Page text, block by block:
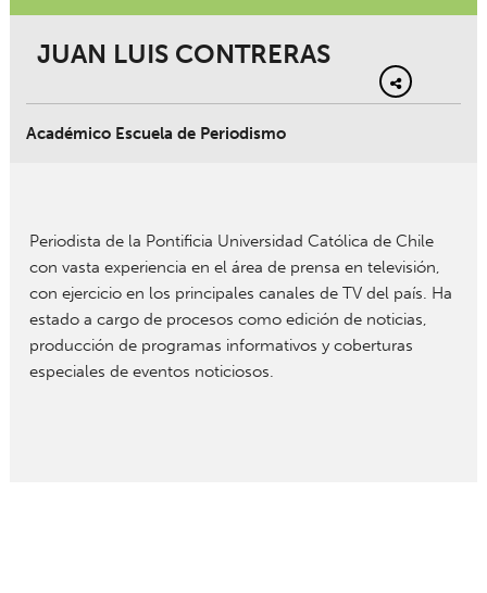
JUAN LUIS CONTRERAS
Académico Escuela de Periodismo
Periodista de la Pontificia Universidad Católica de Chile
con vasta experiencia en el área de prensa en televisión,
con ejercicio en los principales canales de TV del país. Ha
estado a cargo de procesos como edición de noticias,
producción de programas informativos y coberturas
especiales de eventos noticiosos.